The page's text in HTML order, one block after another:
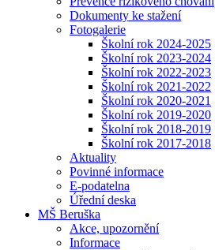
Dokumenty ke stažení
Fotogalerie
Školní rok 2024-2025
Školní rok 2023-2024
Školní rok 2022-2023
Školní rok 2021-2022
Školní rok 2020-2021
Školní rok 2019-2020
Školní rok 2018-2019
Školní rok 2017-2018
Aktuality
Povinné informace
E-podatelna
Úřední deska
MŠ Beruška
Akce, upozornění
Informace